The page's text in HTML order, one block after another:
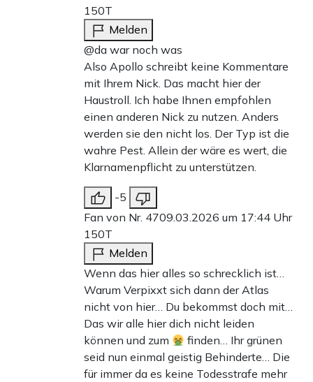
150T
Melden
@da war noch was
Also Apollo schreibt keine Kommentare
mit Ihrem Nick. Das macht hier der
Haustroll. Ich habe Ihnen empfohlen
einen anderen Nick zu nutzen. Anders
werden sie den nicht los. Der Typ ist die
wahre Pest. Allein der wäre es wert, die
Klarnamenpflicht zu unterstützen.
-5
Fan von Nr. 4709.03.2026 um 17:44 Uhr
150T
Melden
Wenn das hier alles so schrecklich ist…
Warum Verpixxt sich dann der Atlas
nicht von hier… Du bekommst doch mit…
Das wir alle hier dich nicht leiden
können und zum
finden… Ihr grünen
seid nun einmal geistig Behinderte… Die
für immer da es keine Todesstrafe mehr